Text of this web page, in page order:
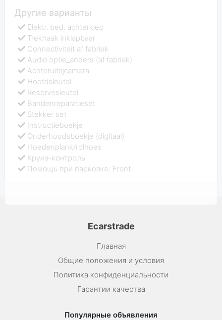
Другие варианты
Elektr. bed. achterklep
Trekhaak inklapbaar
Connectiviteit af fabriek
Audio optie_anders (af fabriek)
Achteruitrijcamera
Hoofdsleutel
Reservesleutel
Bandenreparatieset
Stekker set
Instructieboekje
Onderhoudsboekje (digitaal)
Hoedenplank/rolhoes
Круиз-контроль
Помощь при парковке: Front
Ecarstrade
Главная
Общие положения и условия
Политика конфиденциальности
Гарантии качества
Популярные объявления